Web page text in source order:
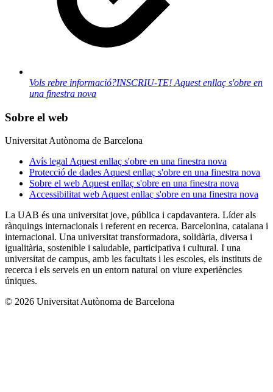
Vols rebre informació?INSCRIU-TE! Aquest enllaç s'obre en
una finestra nova
Sobre el web
Universitat Autònoma de Barcelona
Avís legal Aquest enllaç s'obre en una finestra nova
Protecció de dades Aquest enllaç s'obre en una finestra nova
Sobre el web Aquest enllaç s'obre en una finestra nova
Accessibilitat web Aquest enllaç s'obre en una finestra nova
La UAB és una universitat jove, pública i capdavantera. Líder als
rànquings internacionals i referent en recerca. Barcelonina, catalana i
internacional. Una universitat transformadora, solidària, diversa i
igualitària, sostenible i saludable, participativa i cultural. I una
universitat de campus, amb les facultats i les escoles, els instituts de
recerca i els serveis en un entorn natural on viure experiències
úniques.
© 2026 Universitat Autònoma de Barcelona